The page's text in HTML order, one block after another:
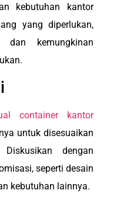
kebutuhan kantor
yang diperlukan,
kemungkinan
container kantor
untuk disesuaikan
dengan
seperti desain
kebutuhan lainnya.